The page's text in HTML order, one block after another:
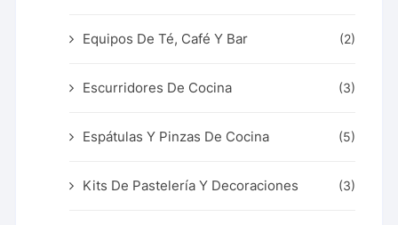
Equipos De Té, Café Y Bar (2)
Escurridores De Cocina (3)
Espátulas Y Pinzas De Cocina (5)
Kits De Pastelería Y Decoraciones (3)